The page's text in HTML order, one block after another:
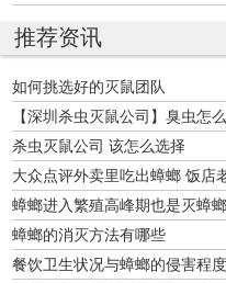
推荐资讯
如何挑选好的灭鼠团队
【深圳杀虫灭鼠公司】臭虫怎
杀虫灭鼠公司 该怎么选择
大众点评外卖里吃出蟑螂 饭店
蟑螂进入繁殖高峰期也是灭蟑
蟑螂的消灭方法有哪些
餐饮卫生状况与蟑螂的侵害程度